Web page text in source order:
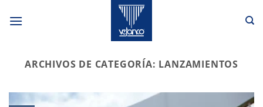
ARCHIVOS DE CATEGORÍA: LANZAMIENTOS